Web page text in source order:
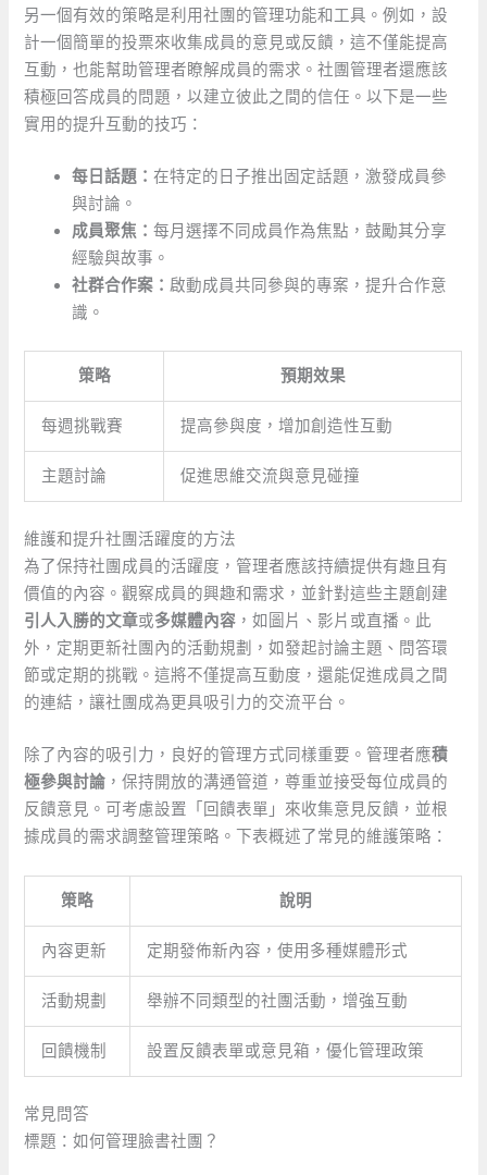
另一個有效的策略是利用社團的管理功能和工具。例如，設
計一個簡單的投票來收集成員的意見或反饋，這不僅能提高
互動，也能幫助管理者瞭解成員的需求。社團管理者還應該
積極回答成員的問題，以建立彼此之間的信任。以下是一些
實用的提升互動的技巧：
每日話題：在特定的日子推出固定話題，激發成員參
與討論。
成員聚焦：每月選擇不同成員作為焦點，鼓勵其分享
經驗與故事。
社群合作案：啟動成員共同參與的專案，提升合作意
識。
策略 預期效果
每週挑戰賽 提高參與度，增加創造性互動
主題討論 促進思維交流與意見碰撞
維護和提升社團活躍度的方法
為了保持社團成員的活躍度，管理者應該持續提供有趣且有
價值的內容。觀察成員的興趣和需求，並針對這些主題創建
引人入勝的文章或多媒體內容 ，如圖片、影片或直播。此
外，定期更新社團內的活動規劃，如發起討論主題、問答環
節或定期的挑戰。這將不僅提高互動度，還能促進成員之間
的連結，讓社團成為更具吸引力的交流平台。
除了內容的吸引力，良好的管理方式同樣重要。管理者應積
極參與討論 ，保持開放的溝通管道，尊重並接受每位成員的
反饋意見。可考慮設置「回饋表單」來收集意見反饋，並根
據成員的需求調整管理策略。下表概述了常見的維護策略：
策略 說明
內容更新 定期發佈新內容，使用多種媒體形式
活動規劃 舉辦不同類型的社團活動，增強互動
回饋機制 設置反饋表單或意見箱，優化管理政策
常見問答
標題：如何管理臉書社團？